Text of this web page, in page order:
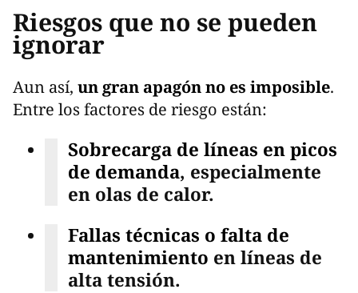
Riesgos que no se pueden
ignorar
Aun así, un gran apagón no es imposible.
Entre los factores de riesgo están:
Sobrecarga de líneas en picos
de demanda, especialmente
en olas de calor.
Fallas técnicas o falta de
mantenimiento en líneas de
alta tensión.